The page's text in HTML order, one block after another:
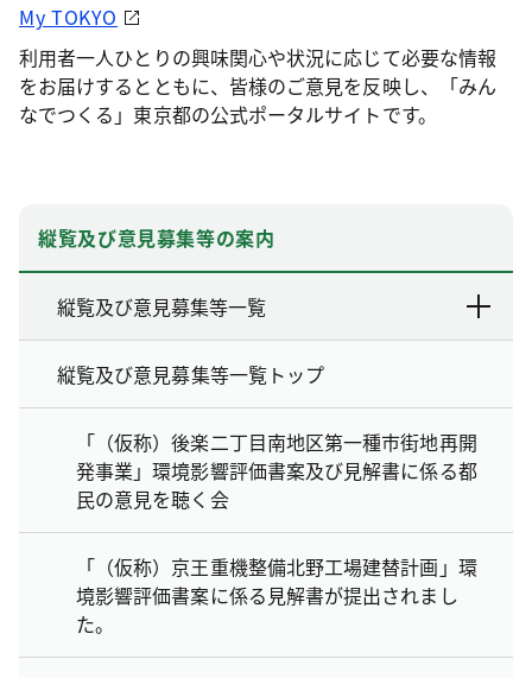
My TOKYO
利用者一人ひとりの興味関心や状況に応じて必要な情報
をお届けするとともに、皆様のご意見を反映し、「みん
なでつくる」東京都の公式ポータルサイトです。
縦覧及び意見募集等の案内
縦覧及び意見募集等一覧
縦覧及び意見募集等一覧トップ
「（仮称）後楽二丁目南地区第一種市街地再開
発事業」環境影響評価書案及び見解書に係る都
民の意見を聴く会
「（仮称）京王重機整備北野工場建替計画」環
境影響評価書案に係る見解書が提出されまし
た。